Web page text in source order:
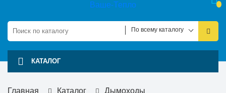
По всему каталогу
КАТАЛОГ
Главная Каталог
Дымоходы